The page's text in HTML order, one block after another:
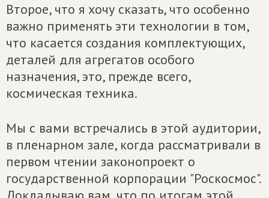
Второе, что я хочу сказать, что особенно
важно применять эти технологии в том,
что касается создания комплектующих,
деталей для агрегатов особого
назначения, это, прежде всего,
космическая техника.
Мы с вами встречались в этой аудитории,
в пленарном зале, когда рассматривали в
первом чтении законопроект о
государственной корпорации "Роскосмос".